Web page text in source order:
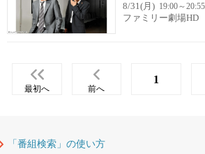
8/31(月) 19:00～20:55
ファミリー劇場HD
最初へ 前へ
1
「番組検索」の使い方